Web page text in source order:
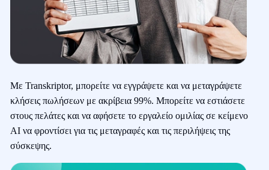
Με Transkriptor, μπορείτε να εγγράψετε και να μεταγράψετε
κλήσεις πωλήσεων με ακρίβεια 99%. Μπορείτε να εστιάσετε
στους πελάτες και να αφήσετε το εργαλείο ομιλίας σε κείμενο
AI να φροντίσει για τις μεταγραφές και τις περιλήψεις της
σύσκεψης.